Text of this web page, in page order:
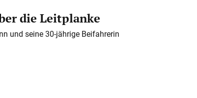
die Leitplanke
und seine 30-jährige Beifahrerin